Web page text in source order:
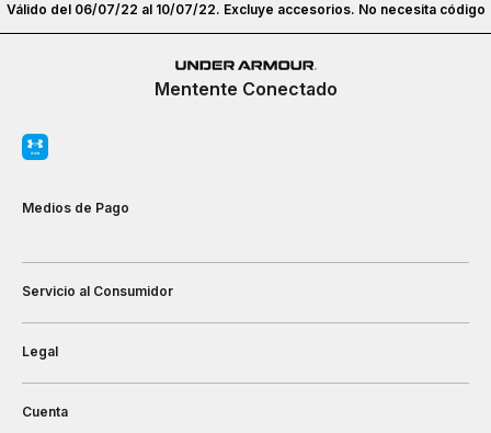
Válido del 06/07/22 al 10/07/22. Excluye accesorios. No necesita código
Mentente Conectado
Medios de Pago
Servicio al Consumidor
Legal
Cuenta